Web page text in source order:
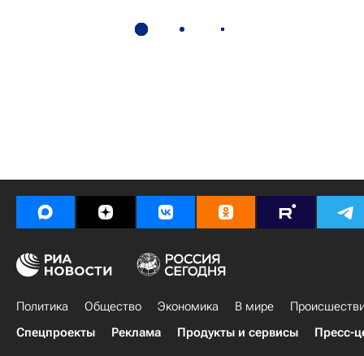
Политика Общество Экономика В мире
Спецпроекты
Реклама Продукты и сервисы Пресс-